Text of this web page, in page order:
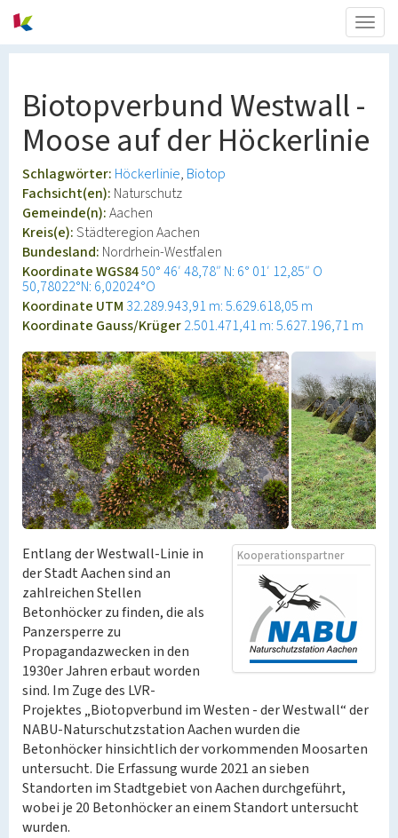
Biotopverbund Westwall -
Moose auf der Höckerlinie
Schlagwörter: Höckerlinie Biotop
Fachsicht(en): Naturschutz
Gemeinde(n):Aachen
Kreis(e):Städteregion Aachen
Bundesland: Nordrhein-Westfalen
Koordinate WGS8450° 46′ 48,78″ N: 6° 01′ 12,85″ O
50,78022°N: 6,02024°O
Koordinate UTM 32.289.943,91 m: 5.629.618,05 m
Koordinate Gauss/Krüger2.501.471,41 m: 5.627.196,71 m
Kooperationspartner
Entlang der Westwall-Linie in
der Stadt Aachen sind an
zahlreichen Stellen
Betonhöcker zu finden, die als
Panzersperre zu
Propagandazwecken in den
1930er Jahren erbaut worden
sind. Im Zuge des LVR-
Projektes „Biotopverbund im Westen - der Westwall“ der
NABU-Naturschutzstation Aachen wurden die
Betonhöcker hinsichtlich der vorkommenden Moosarten
untersucht. Die Erfassung wurde 2021 an sieben
Standorten im Stadtgebiet von Aachen durchgeführt,
wobei je 20 Betonhöcker an einem Standort untersucht
wurden.